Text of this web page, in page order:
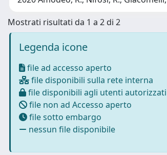
Mostrati risultati da 1 a 2 di 2
Legenda icone
file ad accesso aperto
file disponibili sulla rete interna
file disponibili agli utenti autorizzati
file non ad Accesso aperto
file sotto embargo
nessun file disponibile